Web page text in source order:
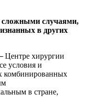
сложными случаями,
в других
Центре хирургии
условия и
комбинированных
в стране,